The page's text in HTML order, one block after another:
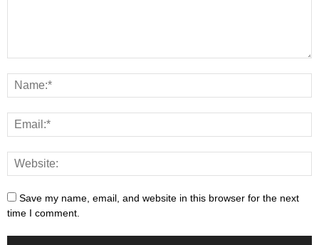
Save my name, email, and website in this browser for the next
time I comment.